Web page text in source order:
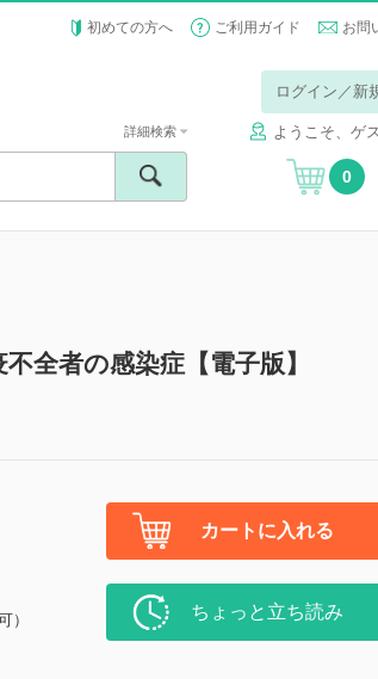
初めての方へ ご利用ガイド お問
ログイン／新
ようこそ、ゲ
詳細検索
0
全者の感染症【電子版】
）
カートに入れる
ちょっと立ち読み